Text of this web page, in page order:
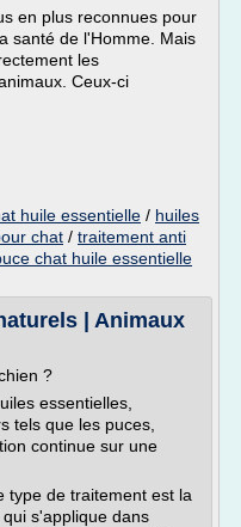
en plus reconnues pour
santé de l'Homme. Mais
les
Ceux-ci
huile essentielle / huiles
chat / traitement anti
chat huile essentielle
| Animaux
?
essentielles,
tels que les puces,
continue sur une
type de traitement est la
s'applique dans